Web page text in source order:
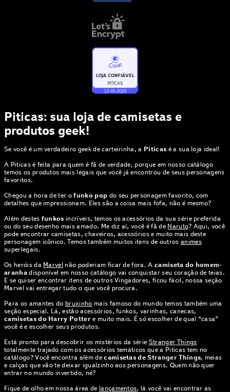
Piticas: sua loja de camisetas e
produtos geek!
Se você é um verdadeiro geek de carteirinha, a Piticas é a sua loja ideal!
A Piticas é feita para quem é fã de verdade, porque em nosso catálogo
temos os produtos mais legais que você já encontrou de seus personagens
favoritos.
Chegou a hora de ter ofunko pop do seu personagem favorito, com
detalhes que impressionam. Eles são a coisa mais fofa, não é mesmo?
Além destes funkos incríveis, temos os acessórios da sua série preferida
ou do seu desenho mais amado. Me diz aí, você é fã de Naruto? Aqui, você
pode encontrar camisetas, chaveiros, acessórios e muito mais deste
personagem icônico. Temos também muitos itens de outros animes
superlegais.
Os heróis da Marvel não poderiam ficar de fora. Acamiseta do homem-
aranhadisponível em nosso catálogo vai conquistar seu coração de teias.
E se quiser encontrar itens de outros Vingadores, ficou fácil, nossa seção
Marvel vai entregar tudo o que você procura.
Para os amantes dobruxinho mais famoso do mundo temos também uma
seção especial. Lá, estão acessórios, funkos, varinhas, canecas,
camisetas do Harry Potter e muito mais. É só escolher de qual “casa”
você é e escolher seus produtos.
Está pronto para descobrir os mistérios da série Stranger Things
totalmente trajado com os acessórios temáticos que a Piticas tem no
catálogo? Você encontra além decamisetas de Stranger Things, meias
e calças que vão te deixar igualzinho aos personagens. Quem não quer
entrar no mundo invertido, né?
Fique de olho em nossa área de lançamentos, lá você vai encontrar as